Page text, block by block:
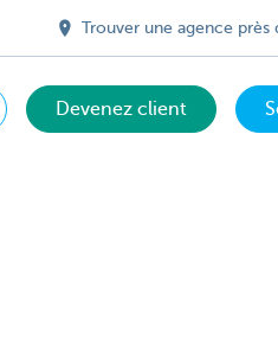
Trouver une agence près
Devenez client